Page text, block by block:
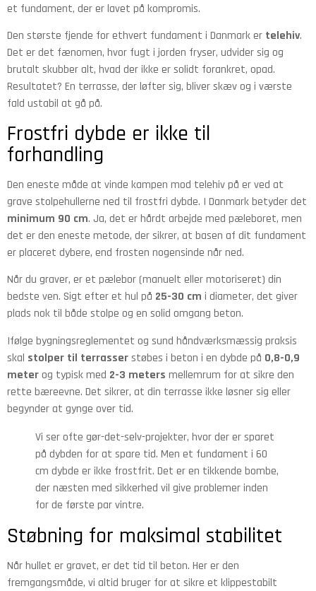
et fundament, der er lavet på kompromis.
Den største fjende for ethvert fundament i Danmark er telehiv.
Det er det fænomen, hvor fugt i jorden fryser, udvider sig og
brutalt skubber alt, hvad der ikke er solidt forankret, opad.
Resultatet? En terrasse, der løfter sig, bliver skæv og i værste
fald ustabil at gå på.
Frostfri dybde er ikke til
forhandling
Den eneste måde at vinde kampen mod telehiv på er ved at
grave stolpehullerne ned til frostfri dybde. I Danmark betyder det
minimum 90 cm. Ja, det er hårdt arbejde med pæleboret, men
det er den eneste metode, der sikrer, at basen af dit fundament
er placeret dybere, end frosten nogensinde når ned.
Når du graver, er et pælebor (manuelt eller motoriseret) din
bedste ven. Sigt efter et hul på 25-30 cm i diameter, det giver
plads nok til både stolpe og en solid omgang beton.
Ifølge bygningsreglementet og sund håndværksmæssig praksis
skal stolper til terrasserstøbes i beton i en dybde på 0,8-0,9
meterog typisk med 2-3 meters mellemrum for at sikre den
rette bæreevne. Det sikrer, at din terrasse ikke løsner sig eller
begynder at gynge over tid.
Vi ser ofte gør-det-selv-projekter, hvor der er sparet
på dybden for at spare tid. Men et fundament i 60
cm dybde er ikke frostfrit. Det er en tikkende bombe,
der næsten med sikkerhed vil give problemer inden
for de første par vintre.
Støbning for maksimal stabilitet
Når hullet er gravet, er det tid til beton. Her er den
fremgangsmåde, vi altid bruger for at sikre et klippestabilt